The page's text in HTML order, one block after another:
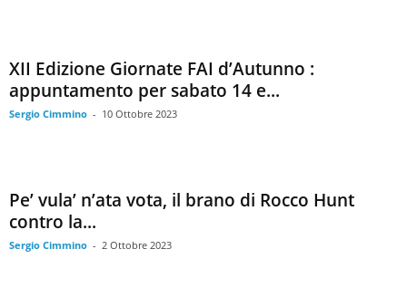
XII Edizione Giornate FAI d’Autunno :
appuntamento per sabato 14 e...
Sergio Cimmino - 10 Ottobre 2023
Pe’ vula’ n’ata vota, il brano di Rocco Hunt
contro la...
Sergio Cimmino - 2 Ottobre 2023